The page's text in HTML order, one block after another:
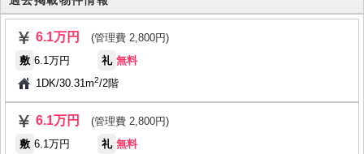
6.1万円
(管理費 2,800円)
敷 6.1万円 礼 無料
1DK/30.31m2/2階
6.1万円
(管理費 2,800円)
敷 6.1万円 礼 無料